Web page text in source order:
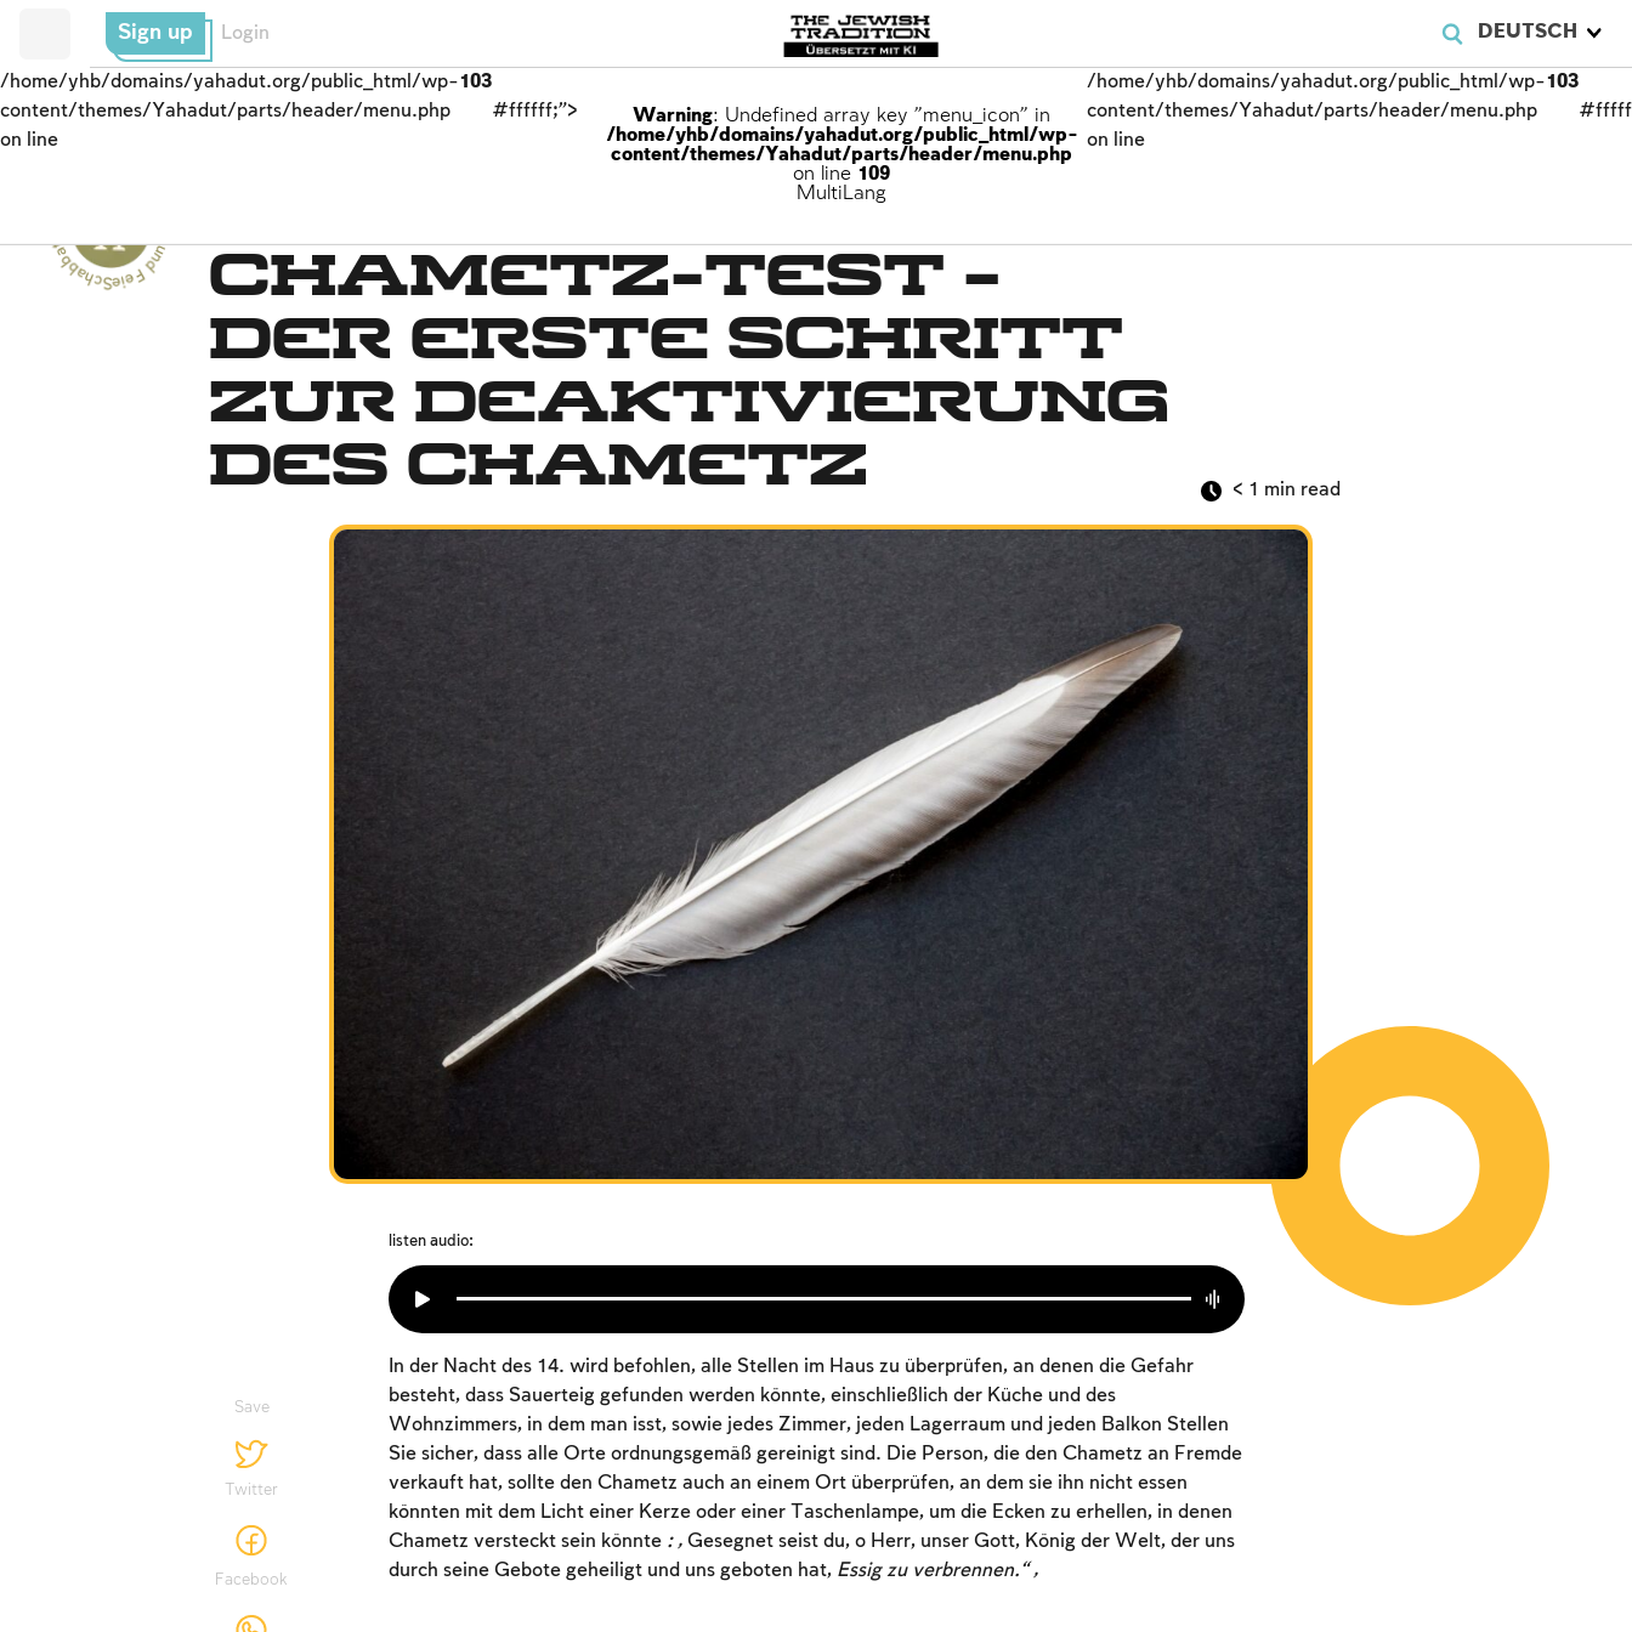
DEUTSCH
Sign up Login
/home/yhb/domains/yahadut.org/public_html/wp-
content/themes/Yahadut/parts/header/menu.php
on line
103
#ffffff;">
Warning: Undefined array key "menu_icon" in
/home/yhb/domains/yahadut.org/public_html/wp-
content/themes/Yahadut/parts/header/menu.php
on line 109
MultiLang
/home/yhb/domains/yahadut.org/public_html/wp-
content/themes/Yahadut/parts/header/menu.php
on line
103
Schabbat und Feiertage - Schabbat und Feiertage -- Chametz-Test –
der erste Schritt
zur Deaktivierung
des Chametz
< 1 min read
listen audio:
Save
Twitter
Facebook
In der Nacht des 14. wird befohlen, alle Stellen im Haus zu überprüfen, an denen die Gefahr
besteht, dass Sauerteig gefunden werden könnte, einschließlich der Küche und des
Wohnzimmers, in dem man isst, sowie jedes Zimmer, jeden Lagerraum und jeden Balkon Stellen
Sie sicher, dass alle Orte ordnungsgemäß gereinigt sind. Die Person, die den Chametz an Fremde
verkauft hat, sollte den Chametz auch an einem Ort überprüfen, an dem sie ihn nicht essen
könnten mit dem Licht einer Kerze oder einer Taschenlampe, um die Ecken zu erhellen, in denen
Chametz versteckt sein könnte : „Gesegnet seist du, o Herr, unser Gott, König der Welt, der uns
durch seine Gebote geheiligt und uns geboten hat, Essig zu verbrennen.“ „
Account required